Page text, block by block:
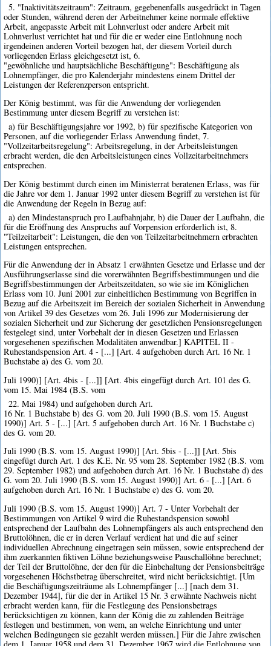
5. "Inaktivitätszeitraum": Zeitraum, gegebenenfalls ausgedrückt in Tagen
oder Stunden, während deren der Arbeitnehmer keine normale effektive
Arbeit, angepasste Arbeit mit Lohnverlust oder andere Arbeit mit
Lohnverlust verrichtet hat und für die er weder eine Entlohnung noch
irgendeinen anderen Vorteil bezogen hat, der diesem Vorteil durch
vorliegenden Erlass gleichgesetzt ist, 6.
"gewöhnliche und hauptsächliche Beschäftigung": Beschäftigung als
Lohnempfänger, die pro Kalenderjahr mindestens einem Drittel der
Leistungen der Referenzperson entspricht.
Der König bestimmt, was für die Anwendung der vorliegenden
Bestimmung unter diesem Begriff zu verstehen ist:
a) für Beschäftigungsjahre vor 1992, b) für spezifische Kategorien von
Personen, auf die vorliegender Erlass Anwendung findet, 7.
"Vollzeitarbeitsregelung": Arbeitsregelung, in der Arbeitsleistungen
erbracht werden, die den Arbeitsleistungen eines Vollzeitarbeitnehmers
entsprechen.
Der König bestimmt durch einen im Ministerrat beratenen Erlass, was für
die Jahre vor dem 1. Januar 1992 unter diesem Begriff zu verstehen ist für
die Anwendung der Regeln in Bezug auf:
a) den Mindestanspruch pro Laufbahnjahr, b) die Dauer der Laufbahn, die
für die Eröffnung des Anspruchs auf Vorpension erforderlich ist, 8.
"Teilzeitarbeit": Leistungen, die den von Teilzeitarbeitnehmern erbrachten
Leistungen entsprechen.
Für die Anwendung der in Absatz 1 erwähnten Gesetze und Erlasse und der
Ausführungserlasse sind die vorerwähnten Begriffsbestimmungen und die
Begriffsbestimmungen der Arbeitszeitdaten, so wie sie im Königlichen
Erlass vom 10. Juni 2001 zur einheitlichen Bestimmung von Begriffen in
Bezug auf die Arbeitszeit im Bereich der sozialen Sicherheit in Anwendung
von Artikel 39 des Gesetzes vom 26. Juli 1996 zur Modernisierung der
sozialen Sicherheit und zur Sicherung der gesetzlichen Pensionsregelungen
festgelegt sind, unter Vorbehalt der in diesen Gesetzen und Erlassen
vorgesehenen spezifischen Modalitäten anwendbar.] KAPITEL II -
Ruhestandspension Art. 4 - [...] [Art. 4 aufgehoben durch Art. 16 Nr. 1
Buchstabe a) des G. vom 20.
Juli 1990)] [Art. 4bis - [...]] [Art. 4bis eingefügt durch Art. 101 des G.
vom 15. Mai 1984 (B.S. vom
22. Mai 1984) und aufgehoben durch Art.
16 Nr. 1 Buchstabe b) des G. vom 20. Juli 1990 (B.S. vom 15. August
1990)] Art. 5 - [...] [Art. 5 aufgehoben durch Art. 16 Nr. 1 Buchstabe c)
des G. vom 20.
Juli 1990 (B.S. vom 15. August 1990)] [Art. 5bis - [...]] [Art. 5bis
eingefügt durch Art. 1 des K.E. Nr. 95 vom 28. September 1982 (B.S. vom
29. September 1982) und aufgehoben durch Art. 16 Nr. 1 Buchstabe d) des
G. vom 20. Juli 1990 (B.S. vom 15. August 1990)] Art. 6 - [...] [Art. 6
aufgehoben durch Art. 16 Nr. 1 Buchstabe e) des G. vom 20.
Juli 1990 (B.S. vom 15. August 1990)] Art. 7 - Unter Vorbehalt der
Bestimmungen von Artikel 9 wird die Ruhestandspension sowohl
entsprechend der Laufbahn des Lohnempfängers als auch entsprechend den
Bruttolöhnen, die er in deren Verlauf verdient hat und die auf seiner
individuellen Abrechnung eingetragen sein müssen, sowie entsprechend der
ihm zuerkannten fiktiven Löhne beziehungsweise Pauschallöhne berechnet;
der Teil der Bruttolöhne, der den für die Einbehaltung der Pensionsbeiträge
vorgesehenen Höchstbetrag überschreitet, wird nicht berücksichtigt. [Um
die Beschäftigungszeiträume als Lohnempfänger [...] [nach dem 31.
Dezember 1944], für die der in Artikel 15 Nr. 3 erwähnte Nachweis nicht
erbracht werden kann, für die Festlegung des Pensionsbetrags
berücksichtigen zu können, kann der König die zu zahlenden Beiträge
festlegen und bestimmen, von wem, an welche Einrichtung und unter
welchen Bedingungen sie gezahlt werden müssen.] Für die Jahre zwischen
dem 1. Januar 1958 und dem 31. Dezember 1967 wird die Entlohnung von